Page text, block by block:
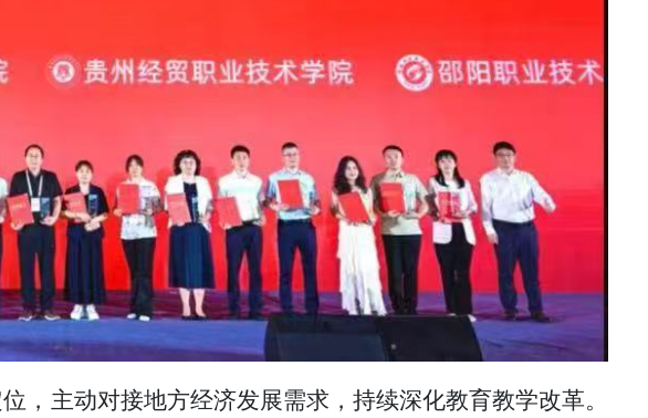
，主动对接地方经济发展需求，持续深化教育教学改革。